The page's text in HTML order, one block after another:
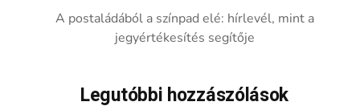
A postaládából a színpad elé: hírlevél, mint a
jegyértékesítés segítője
Legutóbbi hozzászólások